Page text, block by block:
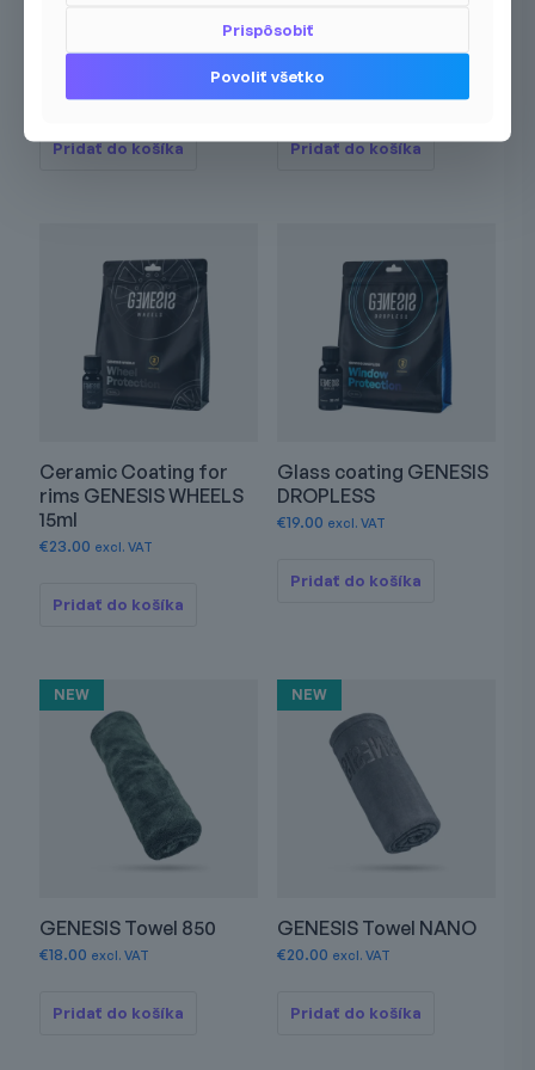
GENESIS SYMPHONY
30ml
Pridať do košíka
GENESIS SYMPHONY
Pridať do košíka
Ceramic Coating for
rims GENESIS WHEELS
15ml
€23.00 excl. VAT
Pridať do košíka
Glass coating GENESIS
DROPLESS
€19.00 excl. VAT
Pridať do košíka
NEW
GENESIS Towel 850
€18.00 excl. VAT
Pridať do košíka
NEW
GENESIS Towel NANO
€20.00 excl. VAT
Pridať do košíka
Prispôsobiť
Povoliť všetko